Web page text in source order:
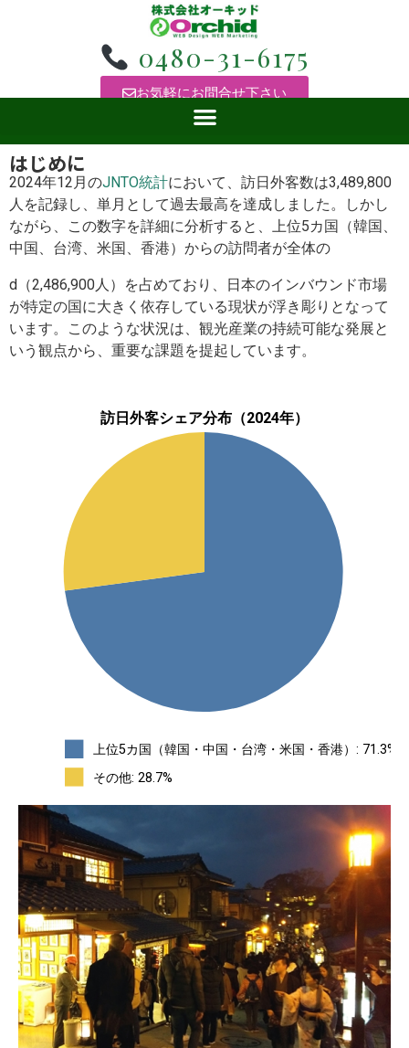
0480-31-6175
お気軽にお問合せ下さい
はじめに
2024年12月のJNTO統計において、訪日外客数は3,489,800
人を記録し、単月として過去最高を達成しました。しかし
ながら、この数字を詳細に分析すると、上位5カ国（韓国、
中国、台湾、米国、香港）からの訪問者が全体の
d（2,486,900人）を占めており、日本のインバウンド市場
が特定の国に大きく依存している現状が浮き彫りとなって
います。このような状況は、観光産業の持続可能な発展と
いう観点から、重要な課題を提起しています。
訪日外客シェア分布（2024年）
上位5カ国（韓国・中国・台湾・米国・香港）: 71.3%
その他: 28.7%